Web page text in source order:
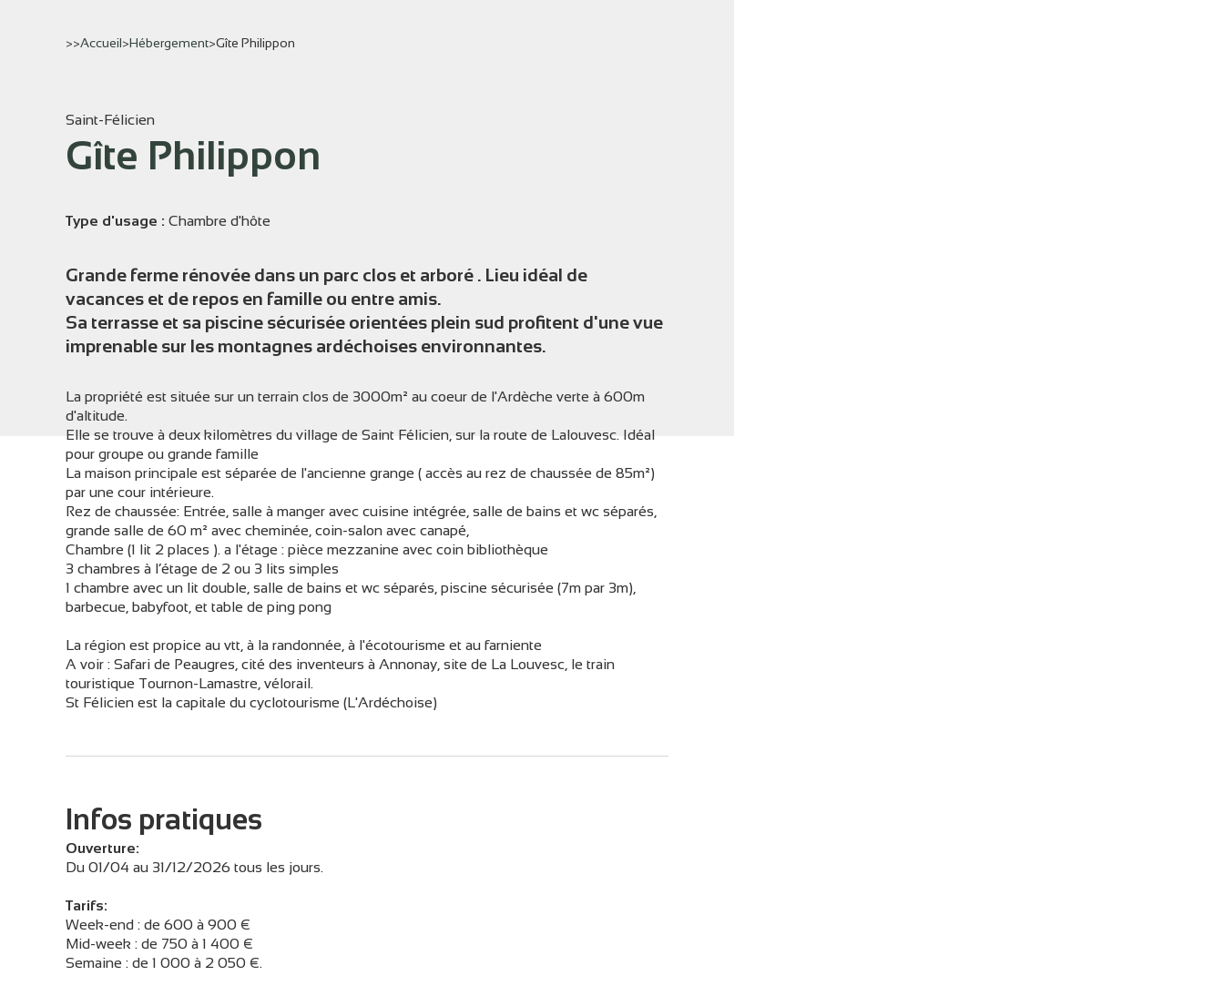
>>Accueil>Hébergement>Gîte Philippon
Saint-Félicien
Gîte Philippon
Type d'usage : Chambre d'hôte
Grande ferme rénovée dans un parc clos et arboré . Lieu idéal de
vacances et de repos en famille ou entre amis.
Sa terrasse et sa piscine sécurisée orientées plein sud profitent d'une vue
imprenable sur les montagnes ardéchoises environnantes.
La propriété est située sur un terrain clos de 3000m² au coeur de l'Ardèche verte à 600m
d'altitude.
Elle se trouve à deux kilomètres du village de Saint Félicien, sur la route de Lalouvesc. Idéal
pour groupe ou grande famille
La maison principale est séparée de l'ancienne grange ( accès au rez de chaussée de 85m²)
par une cour intérieure.
Rez de chaussée: Entrée, salle à manger avec cuisine intégrée, salle de bains et wc séparés,
grande salle de 60 m² avec cheminée, coin-salon avec canapé,
Chambre (1 lit 2 places ). a l'étage : pièce mezzanine avec coin bibliothèque
3 chambres à l’étage de 2 ou 3 lits simples
1 chambre avec un lit double, salle de bains et wc séparés, piscine sécurisée (7m par 3m),
barbecue, babyfoot, et table de ping pong
La région est propice au vtt, à la randonnée, à l'écotourisme et au farniente
A voir : Safari de Peaugres, cité des inventeurs à Annonay, site de La Louvesc, le train
touristique Tournon-Lamastre, vélorail.
St Félicien est la capitale du cyclotourisme (L'Ardéchoise)
Infos pratiques
Ouverture:
Du 01/04 au 31/12/2026 tous les jours.
Tarifs:
Week-end : de 600 à 900 €
Mid-week : de 750 à 1 400 €
Semaine : de 1 000 à 2 050 €.